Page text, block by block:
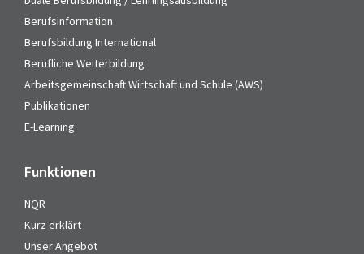
Berufsinformation
Berufsbildung International
Berufliche Weiterbildung
Arbeitsgemeinschaft Wirtschaft und Schule (AWS)
Publikationen
E-Learning
Funktionen
NQR
Kurz erklärt
Unser Angebot